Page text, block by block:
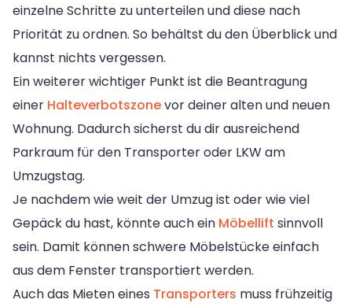
einzelne Schritte zu unterteilen und diese nach
Priorität zu ordnen. So behältst du den Überblick und
kannst nichts vergessen.
Ein weiterer wichtiger Punkt ist die Beantragung
einer Halteverbotszonevor deiner alten und neuen
Wohnung. Dadurch sicherst du dir ausreichend
Parkraum für den Transporter oder LKW am
Umzugstag.
Je nachdem wie weit der Umzug ist oder wie viel
Gepäck du hast, könnte auch ein Möbellift sinnvoll
sein. Damit können schwere Möbelstücke einfach
aus dem Fenster transportiert werden.
Auch das Mieten eines Transporters muss frühzeitig